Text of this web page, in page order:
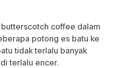
coffee dalam
potong es batu ke
tidak terlalu banyak
terlalu encer.